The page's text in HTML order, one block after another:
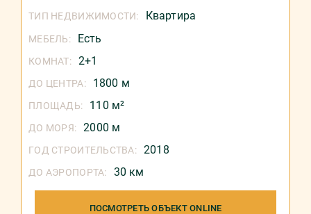
ТИП НЕДВИЖИМОСТИ: Квартира
МЕБЕЛЬ: Есть
КОМНАТ: 2+1
ДО ЦЕНТРА: 1800 м
ПЛОЩАДЬ: 110 м²
ДО МОРЯ: 2000 м
ГОД СТРОИТЕЛЬСТВА: 2018
ДО АЭРОПОРТА: 30 км
ПОСМОТРЕТЬ ОБЪЕКТ ONLINE